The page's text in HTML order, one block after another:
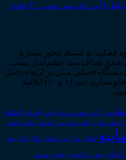
با آیین دادرسی مدنی ـ ۳ جلدی
قضاییه به استناد مجوز شماره
در راستای تحقق اهداف سند چشم‌انداز بیست
قضایی مبنی بر ارتقاء دانش
حقوقی جامعه و ترویج فرهنگ قانونمداری (بند ۱۶ و ۱۰) ابلاغیه
آرای وحدت رویه اجاره اجرای احکام
اسناد_تجاری اعاده_دادرسی اعتراض_ثالث اعسار
انتقال_مال_غیر انحلال_نکاح بانک بیمه
خلع_ید داوری دعاوی_تصرف